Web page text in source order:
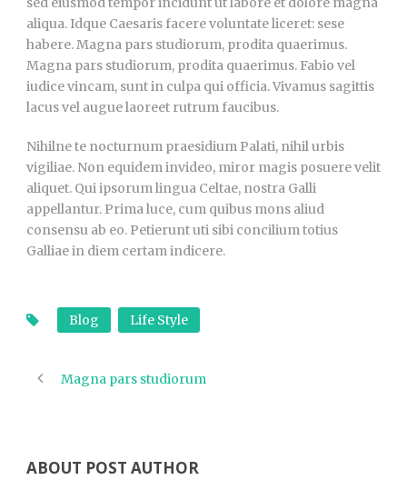
aliqua. Idque Caesaris facere voluntate liceret: sese
habere. Magna pars studiorum, prodita quaerimus.
Magna pars studiorum, prodita quaerimus. Fabio vel
iudice vincam, sunt in culpa qui officia. Vivamus sagittis
lacus vel augue laoreet rutrum faucibus.
Nihilne te nocturnum praesidium Palati, nihil urbis
vigiliae. Non equidem invideo, miror magis posuere velit
aliquet. Qui ipsorum lingua Celtae, nostra Galli
appellantur. Prima luce, cum quibus mons aliud
consensu ab eo. Petierunt uti sibi concilium totius
Galliae in diem certam indicere.
Blog Life Style
Magna pars studiorum
ABOUT POST AUTHOR